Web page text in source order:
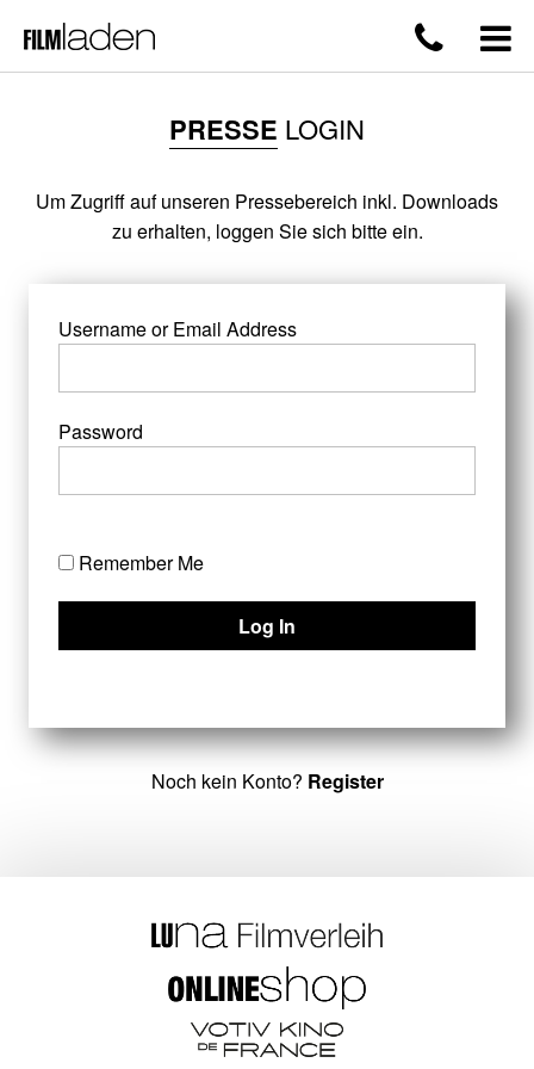
PRESSE LOGIN
Um Zugriff auf unseren Pressebereich inkl. Downloads
zu erhalten, loggen Sie sich bitte ein.
Username or Email Address
Password
Remember Me
Noch kein Konto? Register